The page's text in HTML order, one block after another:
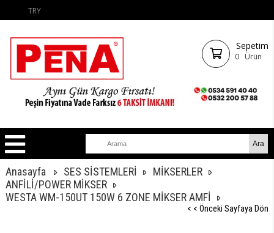
TRY
Sepetim
0 Ürün
Anasayfa SES SİSTEMLERİ
MİKSERLER
ANFİLİ/POWER MİKSER
WESTA WM-150UT 150W 6 ZONE MİKSER AMFİ
< < Önceki Sayfaya Dön